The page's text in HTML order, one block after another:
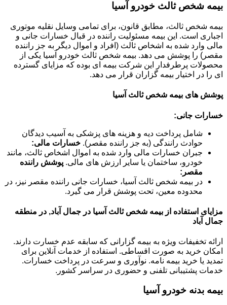
بیمه شخص ثالث خودرو آسیا
بیمه شخص ثالث، مطابق قانون، برای تمامی وسایل نقلیه موتوری
اجباری است. این بیمه مسئولیت راننده در قبال خسارات جانی و
مالی وارد شده به اشخاص ثالث (افراد و اموال دیگر به جز راننده
مقصر) را پوشش می دهد. بیمه شخص ثالث خودرو آسیا یکی از
محصولات پرطرفدار این شرکت بیمه ای بوده که مزایای گسترده
ای را در اختیار بیمه گزاران قرار می دهد.
پوشش های بیمه شخص ثالث آسیا
خسارات جانی:
شامل پرداخت دیه و هزینه های پزشکی به آسیب دیدگان
حوادث رانندگی (به جز راننده مقصر). خسارات مالی:
جبران خسارات مالی وارد شده به اموال اشخاص ثالث، مانند
خودرو، ساختمان یا سایر ارزش های مالی. پوشش راننده
مقصر:
در بیمه شخص ثالث آسیا، خسارات جانی راننده مقصر نیز، در
محدوده معین، تحت پوشش قرار می گیرد.
مزایای استفاده از بیمه شخص ثالث آسیا در جمال آباد, در منطقه
جمال آباد
ارائه تخفیفات ویژه به بیمه گزارانی که سابقه عدم خسارت دارند.
امکان خرید به صورت اقساطی. استفاده از خدمات آنلاین برای
تمدید یا خرید بیمه نامه. نوآوری و سرعت در پرداخت خسارات.
خدمات پشتیبانی تلفنی و حضوری در سراسر کشور.
بیمه بدنه خودرو آسیا